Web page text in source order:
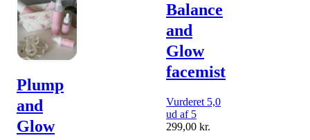
Plump
and
Glow
Balance
and
Glow
facemist
Vurderet 5,0
ud af 5
299,00 kr.